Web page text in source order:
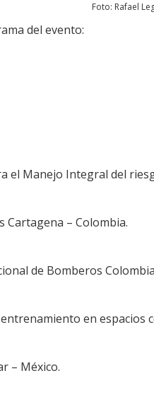
Foto: Rafael
del evento:
el Manejo Integral del
Cartagena – Colombia.
de Bomberos
en espacios
– México.